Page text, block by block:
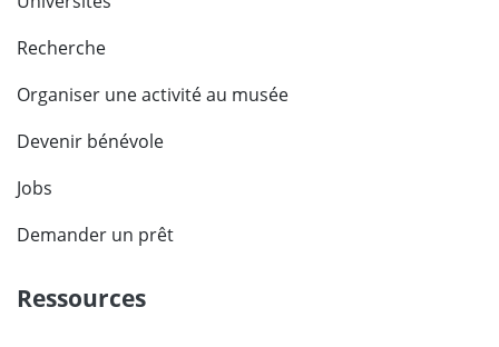
Recherche
Organiser une activité au musée
Devenir bénévole
Jobs
Demander un prêt
Ressources